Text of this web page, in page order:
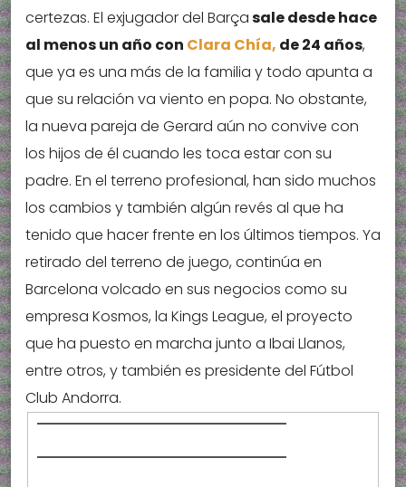
certezas. El exjugador del Barçasale desde hace
al menos un año con Clara Chía, de 24 años,
que ya es una más de la familia y todo apunta a
que su relación va viento en popa. No obstante,
la nueva pareja de Gerard aún no convive con
los hijos de él cuando les toca estar con su
padre. En el terreno profesional, han sido muchos
los cambios y también algún revés al que ha
tenido que hacer frente en los últimos tiempos. Ya
retirado del terreno de juego, continúa en
Barcelona volcado en sus negocios como su
empresa Kosmos, la Kings League, el proyecto
que ha puesto en marcha junto a Ibai Llanos,
entre otros, y también es presidente del Fútbol
Club Andorra.